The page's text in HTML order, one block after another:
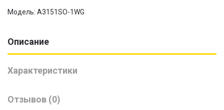
Модель: A3151SO-1WG
Описание
Характеристики
Отзывов (0)